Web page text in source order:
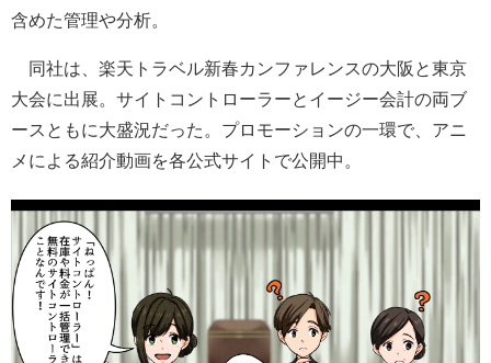
含めた管理や分析。
同社は、楽天トラベル新春カンファレンスの大阪と東京
大会に出展。サイトコントローラーとイージー会計の両ブ
ースともに大盛況だった。プロモーションの一環で、アニ
メによる紹介動画を各公式サイトで公開中。